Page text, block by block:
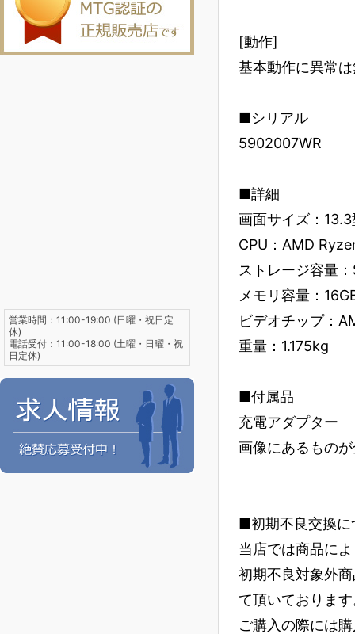
[動作]
基本動作に異常
■シリアル
5902007WR
■詳細
画面サイズ：13.3
CPU：AMD
ストレージ容量
メモリ容量：
ビデオチップ：
重量：1.175kg
■付属品
充電アダプター
画像にあるもの
■初期不良交換に
当店では商品に
初期不良対象外
て頂いておりま
ご購入の際には
営業時間：11:00-19:00 (日曜・祝日定
休)
電話受付：11:00-18:00 (土曜・日曜・祝
日定休)